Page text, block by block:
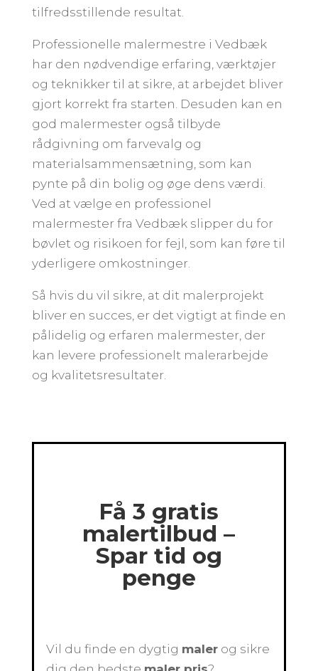
tilfredsstillende resultat.
Professionelle malermestre i Vedbæk
har den nødvendige erfaring, værktøjer
og teknikker til at sikre, at arbejdet bliver
gjort korrekt fra starten. Desuden kan en
god malermester også tilbyde
rådgivning om farvevalg og
materialsammensætning, som kan
pynte på din bolig og øge dens værdi.
Ved at vælge en professionel
malermester fra Vedbæk slipper du for
bøvlet og risikoen for fejl, som kan føre til
yderligere omkostninger.
Så hvis du vil sikre, at dit malerprojekt
bliver en succes, er det vigtigt at finde en
pålidelig og erfaren malermester, der
kan levere professionelt malerarbejde
og kvalitetsresultater.
Få 3 gratis
malertilbud –
Spar tid og
penge
Vil du finde en dygtig maler og sikre